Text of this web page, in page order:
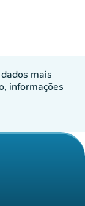
mais
informações